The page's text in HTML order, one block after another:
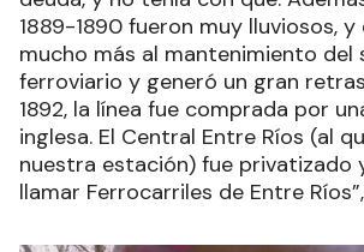
1889-1890 fueron muy lluviosos,
mucho más al mantenimiento del
ferroviario y generó un gran
1892, la línea fue comprada por
inglesa. El Central Entre Ríos (al
nuestra estación) fue privatizado
llamar Ferrocarriles de Entre